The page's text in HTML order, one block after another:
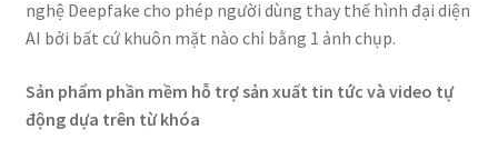
nghệ Deepfake cho phép người dùng thay thế hình đại diện
AI bởi bất cứ khuôn mặt nào chỉ bằng 1 ảnh chụp.
Sản phẩm phần mềm hỗ trợ sản xuất tin tức và video tự
động dựa trên từ khóa